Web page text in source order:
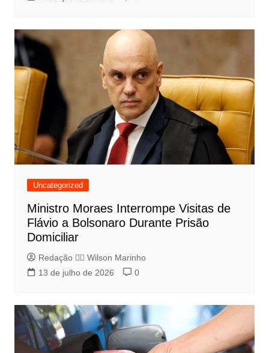
Uncategorized
Ministro Moraes Interrompe Visitas de
Flávio a Bolsonaro Durante Prisão
Domiciliar
Redação 👨‍⚖️​ Wilson Marinho
13 de julho de 2026
0